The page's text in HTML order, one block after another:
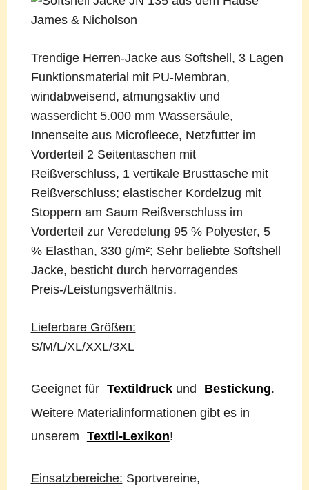
Trendige Herren-Jacke aus Softshell, 3 Lagen
Funktionsmaterial mit PU-Membran,
windabweisend, atmungsaktiv und
wasserdicht 5.000 mm Wassersäule,
Innenseite aus Microfleece, Netzfutter im
Vorderteil 2 Seitentaschen mit
Reißverschluss, 1 vertikale Brusttasche mit
Reißverschluss; elastischer Kordelzug mit
Stoppern am Saum Reißverschluss im
Vorderteil zur Veredelung 95 % Polyester, 5
% Elasthan, 330 g/m²; Sehr beliebte Softshell
Jacke, besticht durch hervorragendes
Preis-/Leistungsverhältnis.
Lieferbare Größen:
S/M/L/XL/XXL/3XL
Geeignet für Textildruckund Bestickung.
Weitere Materialinformationen gibt es in
unserem Textil-Lexikon!
Einsatzbereiche: Sportvereine,